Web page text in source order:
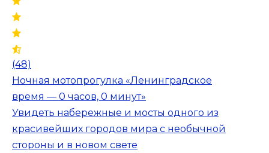
(48)
Ночная мотопрогулка «Ленинградское
время — 0 часов, 0 минут»
Увидеть набережные и мосты одного из
красивейших городов мира с необычной
стороны и в новом свете